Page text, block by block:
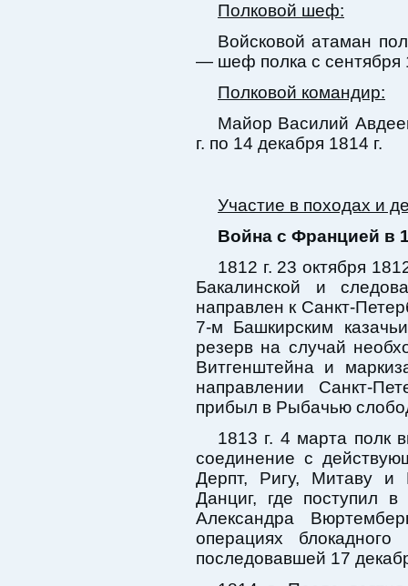
Полковой шеф:
Войсковой атаман
— шеф полка с сентября
Полковой командир:
Майор Василий
г. по 14 декабря 1814 г.
Участие в походах и
Война с Францией в
1812 г. 23 октября
Бакалинской и
направлен к Санкт-
7-м Башкирским
резерв на случай
Витгенштейна и
направлении Санкт-
прибыл в Рыбачью
1813 г. 4 марта полк
соединение с
Дерпт, Ригу, Митаву и
Данциг, где поступил в
Александра
операциях
последовавшей 17